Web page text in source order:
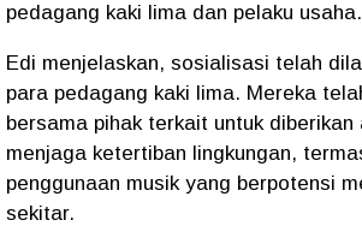
pedagang kaki lima dan pelaku usaha.
Edi menjelaskan, sosialisasi telah
para pedagang kaki lima. Mereka
bersama pihak terkait untuk diberikan
menjaga ketertiban lingkungan,
penggunaan musik yang berpotensi
sekitar.